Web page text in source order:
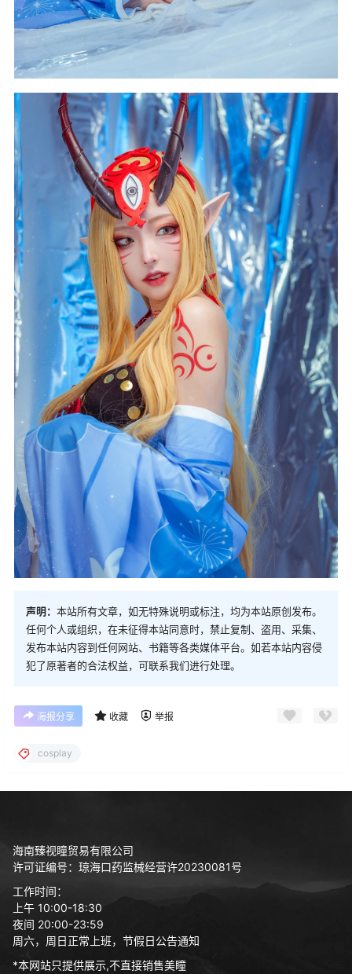
声明： 本站所有文章，如无特殊说明或标注，均为本站原创发布。
任何个人或组织，在未征得本站同意时，禁止复制、盗用、采集、
发布本站内容到任何网站、书籍等各类媒体平台。如若本站内容侵
犯了原著者的合法权益，可联系我们进行处理。
海报分享 收藏 举报
cosplay
海南臻视瞳贸易有限公司
许可证编号：琼海口药监械经营许20230081号
工作时间：
上午 10:00-18:30
夜间 20:00-23:59
周六，周日正常上班，节假日公告通知
*本网站只提供展示,不直接销售美瞳